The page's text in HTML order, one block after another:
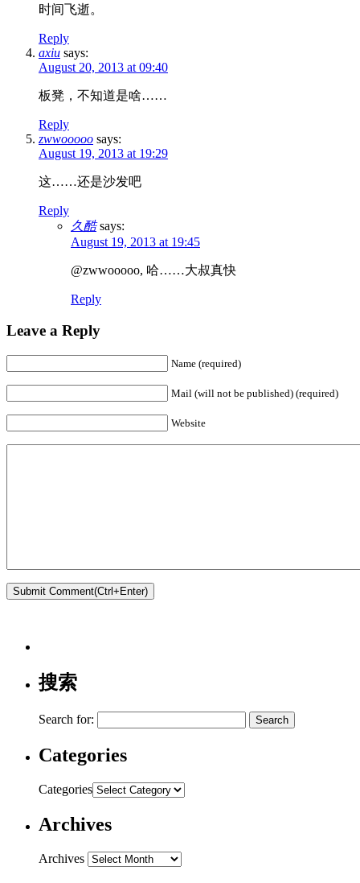
时间飞逝。
Reply
axiu says:
August 20, 2013 at 09:40
板凳，不知道是啥……
Reply
zwwooooo says:
August 19, 2013 at 19:29
这……还是沙发吧
Reply
久酷 says:
August 19, 2013 at 19:45
@zwwooooo, 哈……大叔真快
Reply
Leave a Reply
Name (required)
Mail (will not be published) (required)
Website
搜索
Search for:
Categories
Categories
Archives
Archives